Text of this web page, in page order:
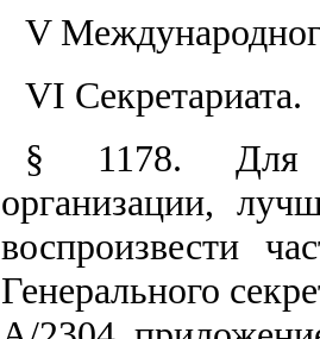
V
VI Секретариата.
§ 1178. Для
организации,
воспроизвести
Генерального